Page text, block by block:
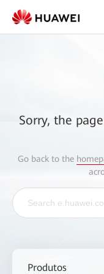
Sorry, the
Go back to the
Produtos